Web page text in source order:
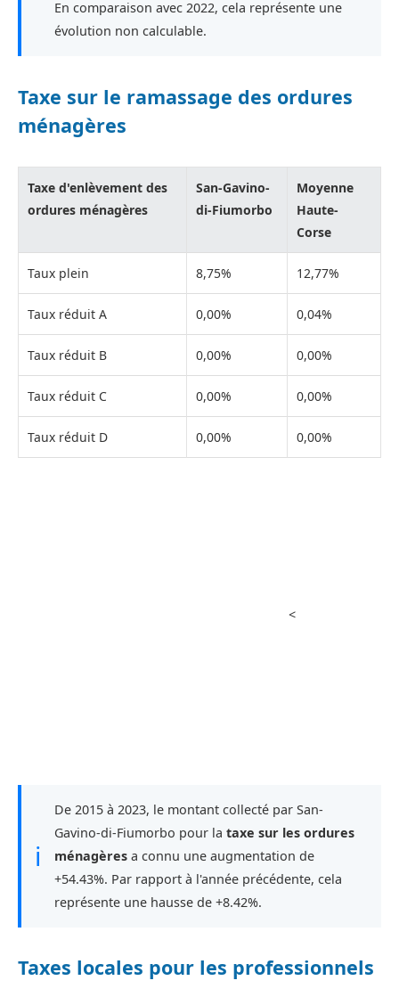
En comparaison avec 2022, cela représente une
évolution non calculable.
Taxe sur le ramassage des ordures
ménagères
Taxe d'enlèvement des
ordures ménagères
San-Gavino-
di-Fiumorbo
Moyenne
Haute-
Corse
Taux plein 8,75% 12,77%
Taux réduit A 0,00% 0,04%
Taux réduit B 0,00% 0,00%
Taux réduit C 0,00% 0,00%
Taux réduit D 0,00% 0,00%
<
ℹ
De 2015 à 2023, le montant collecté par San-
Gavino-di-Fiumorbo pour la taxe sur les ordures
ménagères a connu une augmentation de
+54.43%. Par rapport à l'année précédente, cela
représente une hausse de +8.42%.
Taxes locales pour les professionnels